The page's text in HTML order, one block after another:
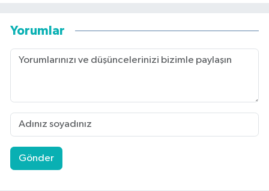
Yorumlar
Gönder